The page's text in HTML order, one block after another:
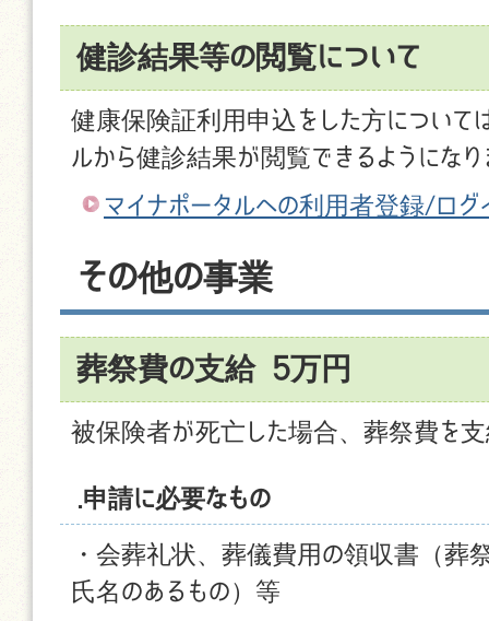
健診結果等の閲覧について
健康保険証利用申込をした方について
ルから健診結果が閲覧できるようになり
マイナポータルへの利用者登録/ログ
その他の事業
葬祭費の支給 5万円
被保険者が死亡した場合、葬祭費を支
.申請に必要なもの
・会葬礼状、葬儀費用の領収書（葬
氏名のあるもの）等